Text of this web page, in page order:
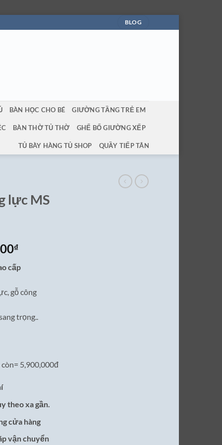
BLOG
BÀN HỌC CHO BÉ GIƯỜNG TẦNG TRẺ EM
BÀN THỜ TỦ THỜ GHẾ BỐ GIƯỜNG XẾP
TỦ BÀY HÀNG TỦ SHOP QUẦY TIẾP TÂN
lực MS
₫Giá
tại
5,900,000₫.
cấp
gỗ công
trọng..
5,900,000đ
theo xa gần.
cửa hàng
vận chuyển